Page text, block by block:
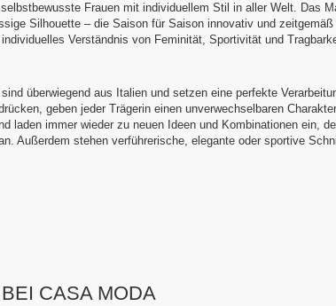
Frauen mit individuellem Stil in aller Welt. Das
Silhouette – die Saison für Saison innovativ und
Verständnis von Feminität, Sportivität und
überwiegend aus Italien und setzen eine perfekte
geben jeder Trägerin einen unverwechselbaren
laden immer wieder zu neuen Ideen und Kombinationen ein,
Außerdem stehen verführerische, elegante oder sportive
CASA MODA